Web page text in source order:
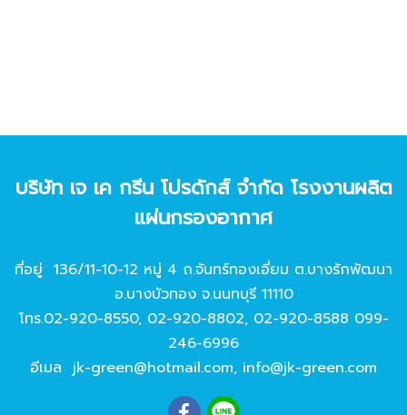
บริษัท เจ เค กรีน โปรดักส์ จํากัด โรงงานผลิต
แผ่นกรองอากาศ
ที่อยู่ 136/11-10-12 หมู่ 4 ถ.จันทร์ทองเอี่ยม ต.บางรักพัฒนา
อ.บางบัวทอง จ.นนทบุรี 11110
โทร.02-920-8550, 02-920-8802, 02-920-8588 099-
246-6996
อีเมล jk-green@hotmail.com, info@jk-green.com